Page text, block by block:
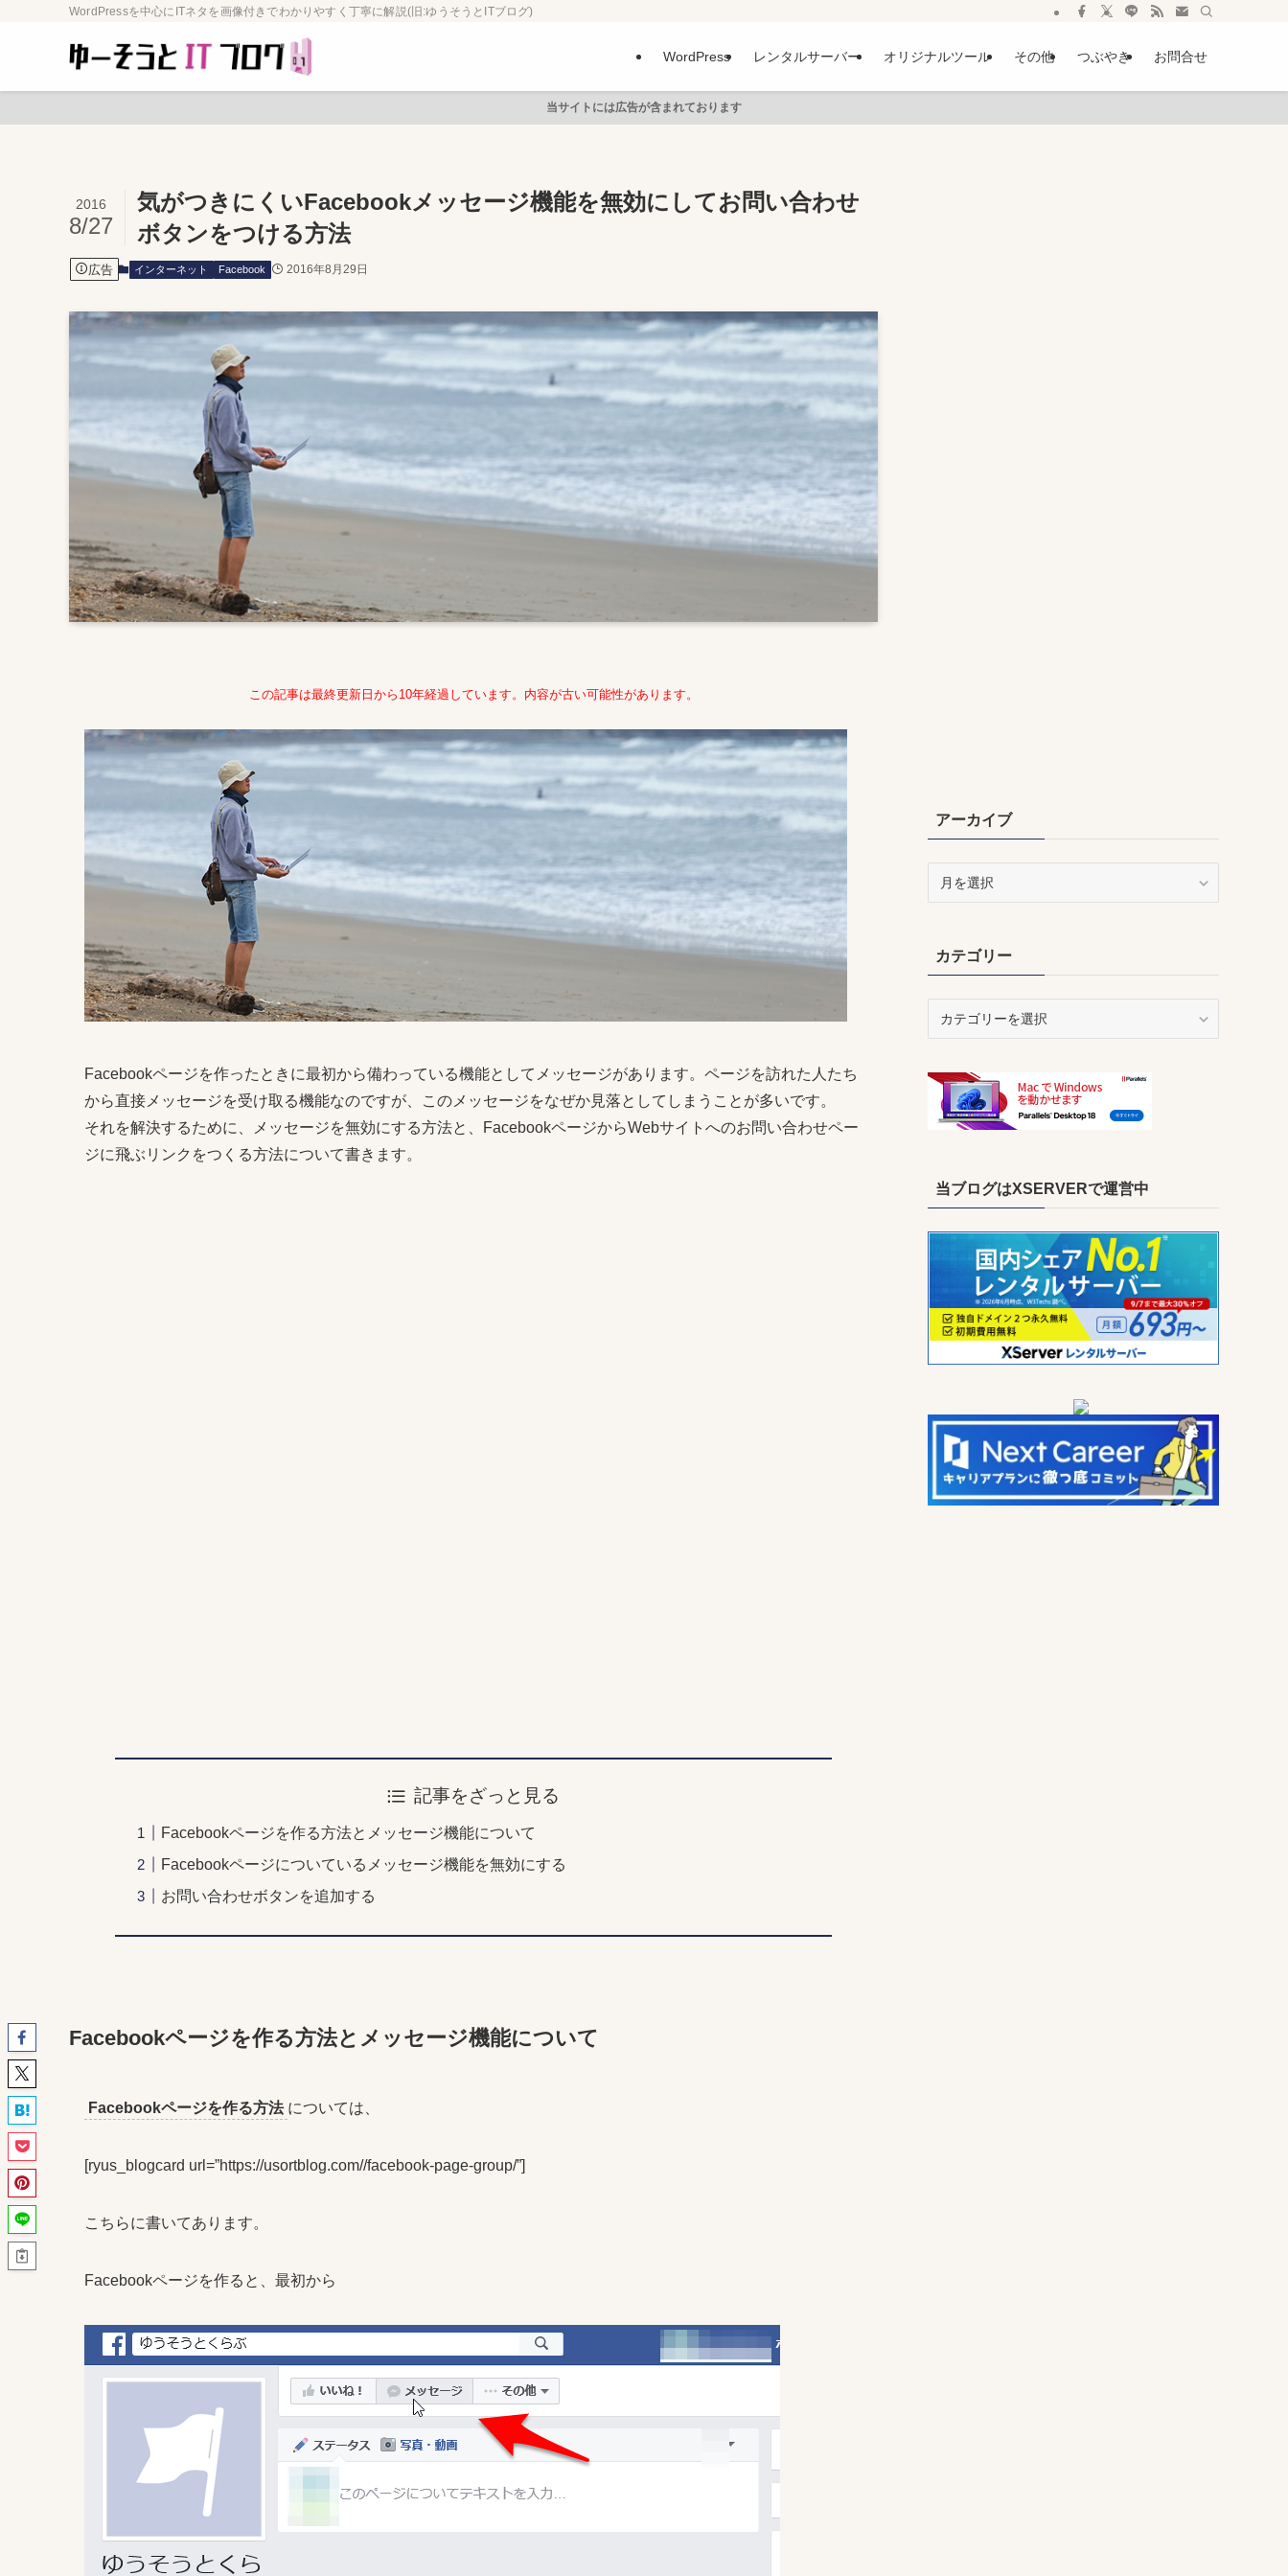
WordPressを中心にITネタを画像付きでわかりやすく丁寧に解説(旧:ゆうそうとITブログ)
WordPress レンタルサーバー オリジナルツール その他 つぶやき お問合せ
当サイトには広告が含まれております
気がつきにくいFacebookメッセージ機能を無効にしてお問い合わせ
ボタンをつける方法
2016
8/27
広告 インターネット Facebook 2016年8月29日
この記事は最終更新日から10年経過しています。内容が古い可能性があります。
Facebookページを作ったときに最初から備わっている機能としてメッセージがあります。ページを訪れた人たち
から直接メッセージを受け取る機能なのですが、このメッセージをなぜか見落としてしまうことが多いです。
それを解決するために、メッセージを無効にする方法と、FacebookページからWebサイトへのお問い合わせペー
ジに飛ぶリンクをつくる方法について書きます。
記事をざっと見る
Facebookページを作る方法とメッセージ機能について
Facebookページについているメッセージ機能を無効にする
お問い合わせボタンを追加する
Facebookページを作る方法とメッセージ機能について
Facebookページを作る方法 については、
[ryus_blogcard url=”https://usortblog.com//facebook-page-group/”]
こちらに書いてあります。
Facebookページを作ると、最初から
アーカイブ
ブカテゴリー
リ
当ブログはXSERVERで運営中